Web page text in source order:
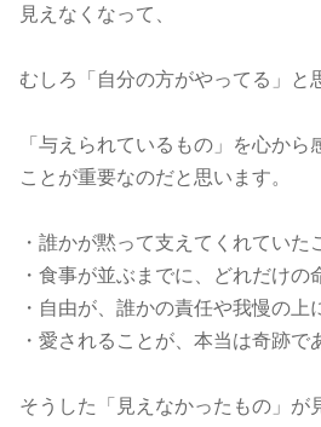
見えなくなって、
むしろ「自分の方がやってる」と
「与えられているもの」を心から
ことが重要なのだと思います。
・誰かが黙って支えてくれていた
・食事が並ぶまでに、どれだけの
・自由が、誰かの責任や我慢の上
・愛されることが、本当は奇跡で
そうした「見えなかったもの」が